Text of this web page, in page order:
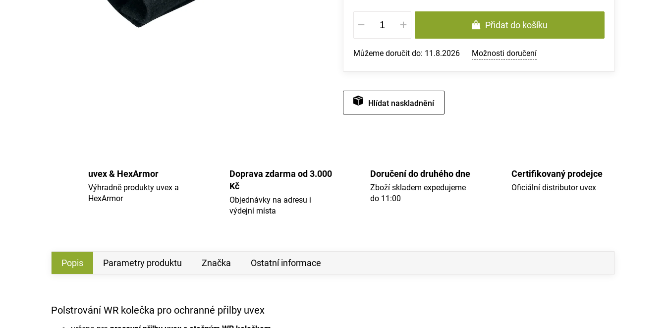
Měrná
cena:
Přidat do košíku
Můžeme doručit do: 11.8.2026 Možnosti doručení
Hlídat
uvex & HexArmor
Výhradně produkty uvex a
HexArmor
Doprava zdarma od 3.000
Kč
Objednávky na adresu i
výdejní místa
Doručení do druhého dne
Zboží skladem expedujeme
do 11:00
Certifikovaný prodejce
Oficiální distributor uvex
Popis Parametry produktu Značka Ostatní informace
Polstrování WR kolečka pro ochranné přilby uvex